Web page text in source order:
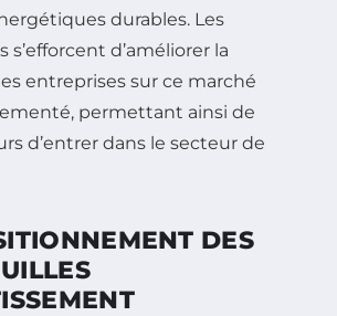
durables. Les
d’améliorer la
entreprises sur ce marché
permettant ainsi de
d’entrer dans le secteur de
DES